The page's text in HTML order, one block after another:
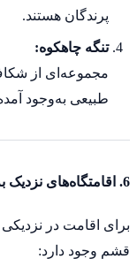
پرندگان هستند.
تنگه چاهکوه:
مجموعه‌ای از
طبیعی به‌وجود
6. اقامتگاه‌های نزدیک به ساحل نقره‌ای قشم
برای اقامت در
قشم وجود دارد: